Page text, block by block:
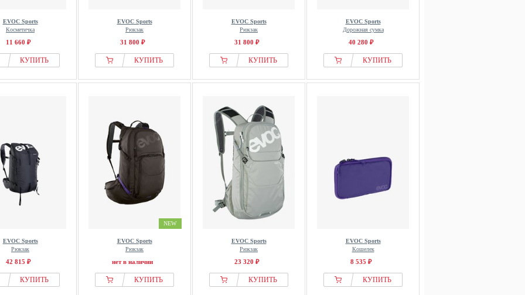
EVOC Sports
Косметичка
11 660 ₽
КУПИТЬ
EVOC Sports
Рюкзак
31 800 ₽
КУПИТЬ
EVOC Sports
Рюкзак
31 800 ₽
КУПИТЬ
EVOC Sports
Дорожная сумка
40 280 ₽
КУПИТЬ
EVOC Sports
Рюкзак
42 815 ₽
КУПИТЬ
NEW
EVOC Sports
Рюкзак
нет в наличии
КУПИТЬ
EVOC Sports
Рюкзак
23 320 ₽
КУПИТЬ
EVOC Sports
Кошелек
8 535 ₽
КУПИТЬ